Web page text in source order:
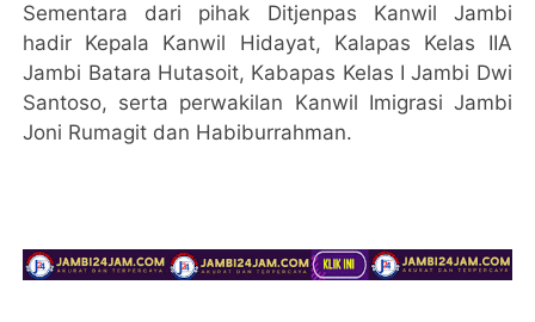
Sementara dari pihak Ditjenpas Kanwil Jambi
hadir Kepala Kanwil Hidayat, Kalapas Kelas IIA
Jambi Batara Hutasoit, Kabapas Kelas I Jambi Dwi
Santoso, serta perwakilan Kanwil Imigrasi Jambi
Joni Rumagit dan Habiburrahman.